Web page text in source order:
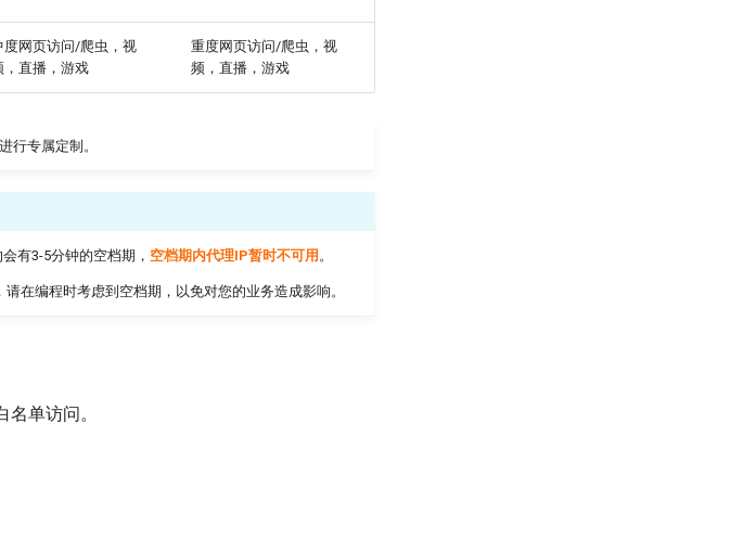
度网页访问/爬虫，视
，直播，游戏
重度网页访问/爬虫，视
频，直播，游戏
进行专属定制。
有3-5分钟的空档期， 空档期内代理IP暂时不可用 。
在编程时考虑到空档期，以免对您的业务造成影响。
单访问。